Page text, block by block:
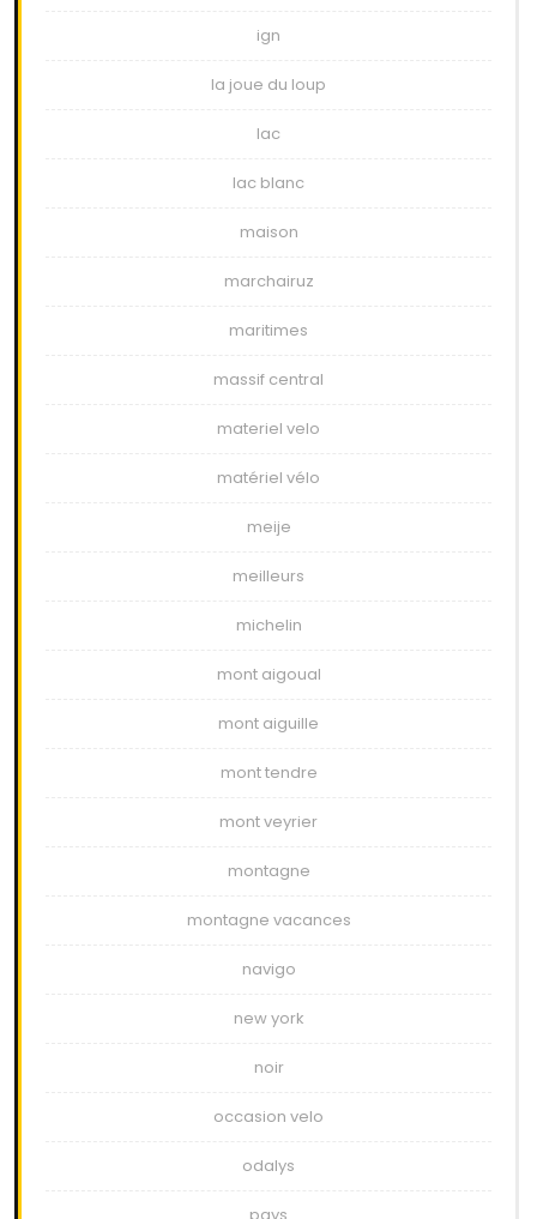
ign
la joue du loup
lac
lac blanc
maison
marchairuz
maritimes
massif central
materiel velo
matériel vélo
meije
meilleurs
michelin
mont aigoual
mont aiguille
mont tendre
mont veyrier
montagne
montagne vacances
navigo
new york
noir
occasion velo
odalys